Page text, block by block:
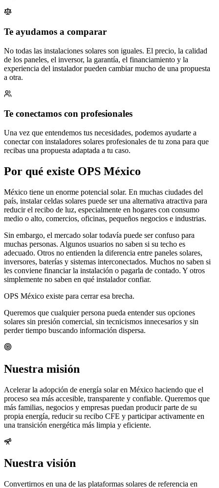
Te ayudamos a comparar
No todas las instalaciones solares son iguales. El precio, la calidad
de los paneles, el inversor, la garantía, el financiamiento y la
experiencia del instalador pueden cambiar mucho de una propuesta
a otra.
Te conectamos con profesionales
Una vez que entendemos tus necesidades, podemos ayudarte a
conectar con instaladores solares profesionales de tu zona para que
recibas una propuesta adaptada a tu caso.
Por qué existe OPS México
México tiene un enorme potencial solar. En muchas ciudades del
país, instalar celdas solares puede ser una alternativa atractiva para
reducir el recibo de luz, especialmente en hogares con consumo
medio o alto, comercios, oficinas, pequeños negocios e industrias.
Sin embargo, el mercado solar todavía puede ser confuso para
muchas personas. Algunos usuarios no saben si su techo es
adecuado. Otros no entienden la diferencia entre paneles solares,
inversores, baterías y sistemas interconectados. Muchos no saben si
les conviene financiar la instalación o pagarla de contado. Y otros
simplemente no saben en qué instalador confiar.
OPS México existe para cerrar esa brecha.
Queremos que cualquier persona pueda entender sus opciones
solares sin presión comercial, sin tecnicismos innecesarios y sin
perder tiempo buscando información dispersa.
Nuestra misión
Acelerar la adopción de energía solar en México haciendo que el
proceso sea más accesible, transparente y confiable. Queremos que
más familias, negocios y empresas puedan producir parte de su
propia energía, reducir su recibo CFE y participar activamente en
una transición energética más limpia y eficiente.
Nuestra visión
Convertirnos en una de las plataformas solares de referencia en